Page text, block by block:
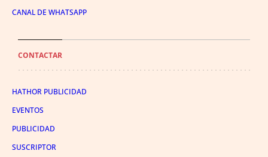
CANAL DE WHATSAPP
CONTACTAR
HATHOR PUBLICIDAD
EVENTOS
PUBLICIDAD
SUSCRIPTOR